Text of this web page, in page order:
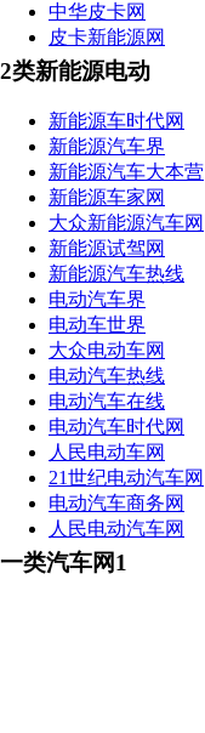
中华皮卡网
皮卡新能源网
2类新能源电动
新能源车时代网
新能源汽车界
新能源汽车大本营
新能源车家网
大众新能源汽车网
新能源试驾网
新能源汽车热线
电动汽车界
电动车世界
大众电动车网
电动汽车热线
电动汽车在线
电动汽车时代网
人民电动车网
21世纪电动汽车网
电动汽车商务网
人民电动汽车网
一类汽车网1